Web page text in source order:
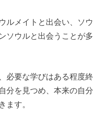
ルメイトと出会い、ソウ
ソウルと出会うことが多
必要な学びはある程度終
分を見つめ、本来の自分
ます。